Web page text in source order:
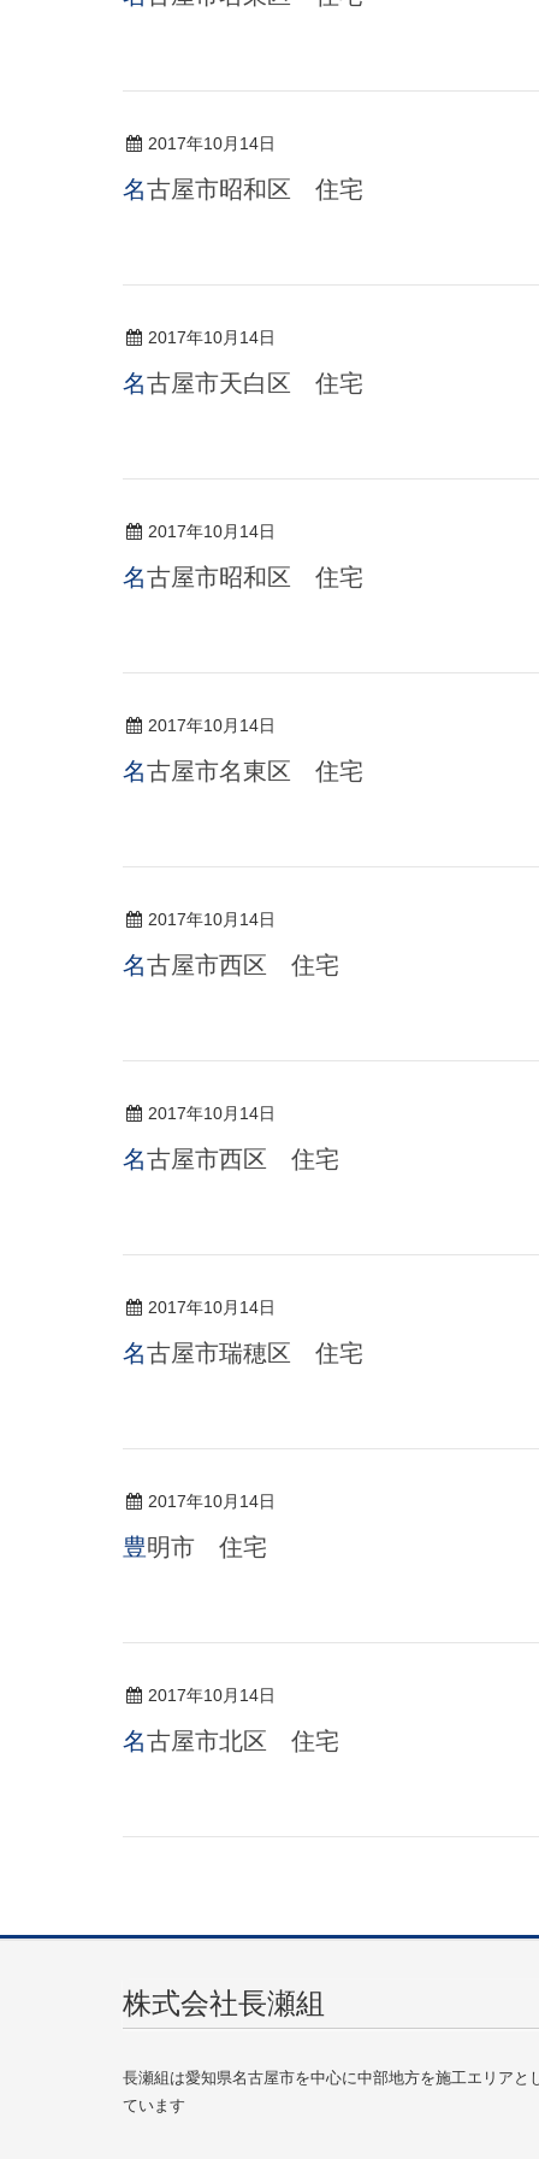
2017年10月14日
名古屋市昭和区 住宅
2017年10月14日
名古屋市天白区 住宅
2017年10月14日
名古屋市昭和区 住宅
2017年10月14日
名古屋市名東区 住宅
2017年10月14日
名古屋市西区 住宅
2017年10月14日
名古屋市西区 住宅
2017年10月14日
名古屋市瑞穂区 住宅
2017年10月14日
豊明市 住宅
2017年10月14日
名古屋市北区 住宅
株式会社長瀬組
長瀬組は愛知県名古屋市を中心に中部地方を施工エリアと
ています